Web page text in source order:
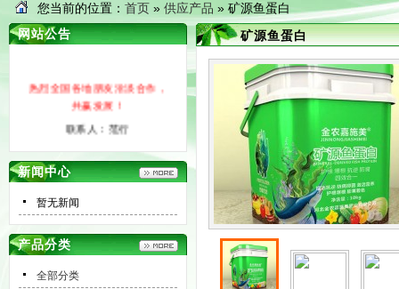
您当前的位置： 首页 » 供应产品 » 矿源鱼蛋白
网站公告
热烈全国各地朋友洽淡合作，
共赢发展！
联系人：范行
手机：19331181398
新闻中心
暂无新闻
产品分类
全部分类
矿源鱼蛋白